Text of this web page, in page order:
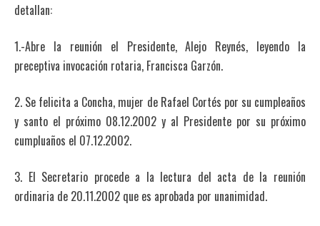
detallan:
1.-Abre la reunión el Presidente, Alejo Reynés, leyendo la
preceptiva invocación rotaria, Francisca Garzón.
2. Se felicita a Concha, mujer de Rafael Cortés por su cumpleaños
y santo el próximo 08.12.2002 y al Presidente por su próximo
cumpluaños el 07.12.2002.
3. El Secretario procede a la lectura del acta de la reunión
ordinaria de 20.11.2002 que es aprobada por unanimidad.